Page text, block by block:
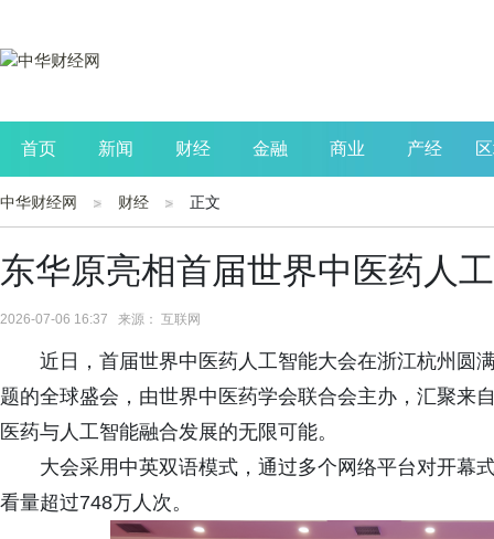
首页 新闻 财经 金融 商业 产经
公司 生活 读书
中华财经网 财经 正文
东华原亮相首届世界中医药人
2026-07-06 16:37 来源： 互联网
近日，首届世界中医药人工智能大会在浙江杭州圆
题的全球盛会，由世界中医药学会联合会主办，汇聚来
医药与人工智能融合发展的无限可能。
大会采用中英双语模式，通过多个网络平台对开幕
看量超过748万人次。